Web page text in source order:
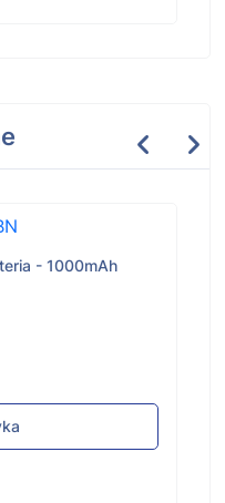
!
EG750 bateria - 2000mAh